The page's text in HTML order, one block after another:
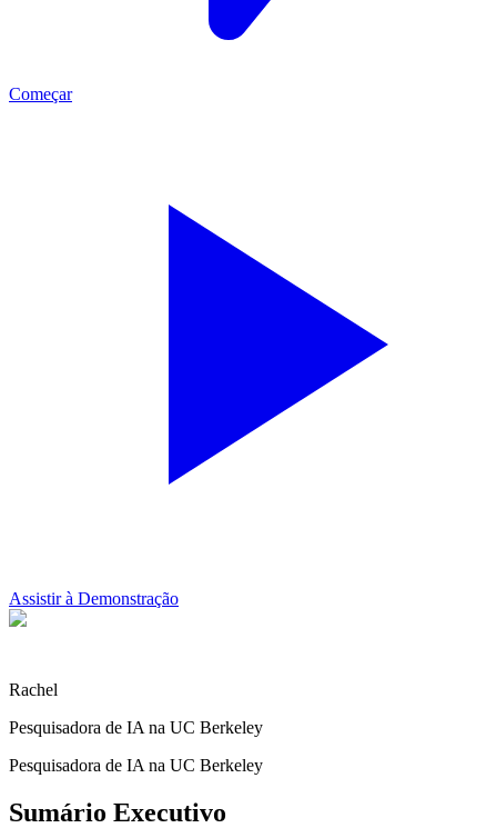
Começar
Assistir à Demonstração
Rachel
Pesquisadora de IA na UC Berkeley
Pesquisadora de IA na UC Berkeley
Sumário Executivo